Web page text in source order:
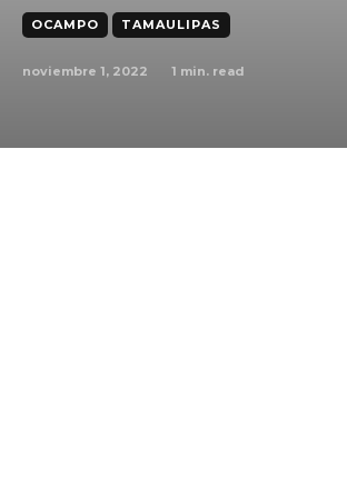
OCAMPO TAMAULIPAS
noviembre 1, 2022 1 min. read